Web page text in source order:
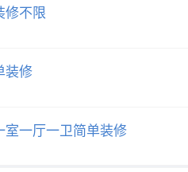
修不限
装修
一厅一卫简单装修